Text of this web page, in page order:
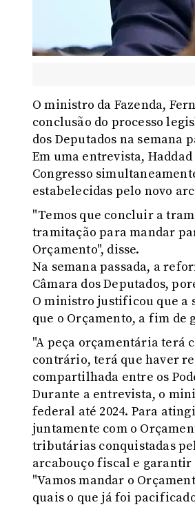
O ministro da Fazenda,
conclusão do processo
dos Deputados na semana
Em uma entrevista,
Congresso
estabelecidas pelo novo
"Temos que concluir a
tramitação para mandar
Orçamento", disse.
Na semana passada, a
Câmara dos Deputados,
O ministro justificou que a
que o Orçamento, a fim
"A peça orçamentária terá
contrário, terá que haver
compartilhada entre os
Durante a entrevista, o
federal até 2024. Para
juntamente com o
tributárias conquistadas
arcabouço fiscal e garantir
"Vamos mandar o
quais o que já foi